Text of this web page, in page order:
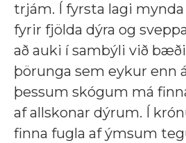
trjám. Í fyrsta lagi
fyrir fjölda dýra og
að auki í sambýli við
þörunga sem eykur enn
þessum skógum má
af allskonar dýrum. Í
finna fugla af ýmsum